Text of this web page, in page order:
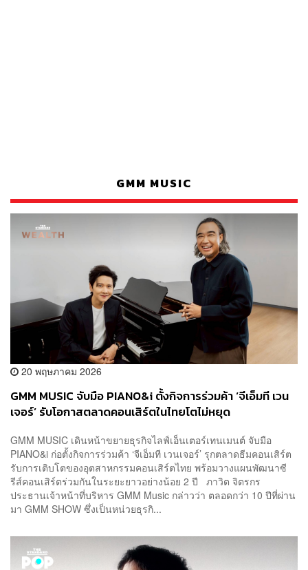
GMM MUSIC
20 พฤษภาคม 2026
GMM MUSIC จับมือ PIANO&i ตั้งกิจการร่วมค้า ‘จีเอ็มที เวน
เจอร์’ รับโอกาสตลาดคอนเสิร์ตในไทยโตไม่หยุด
GMM MUSIC เดินหน้าขยายธุรกิจไลฟ์เอ็นเตอร์เทนเมนต์ จับมือ
PIANO&i ก่อตั้งกิจการร่วมค้า ‘จีเอ็มที เวนเจอร์’ รุกตลาดธีมคอนเสิร์ต
รับการเติบโตของอุตสาหกรรมคอนเสิร์ตไทย พร้อมวางแผนพัฒนาซี
รีส์คอนเสิร์ตร่วมกันในระยะยาวอย่างน้อย 2 ปี ภาวิต จิตรกร
ประธานเจ้าหน้าที่บริหาร GMM Music กล่าวว่า ตลอดกว่า 10 ปีที่ผ่าน
มา GMM SHOW ซึ่งเป็นหน่วยธุรกิ...